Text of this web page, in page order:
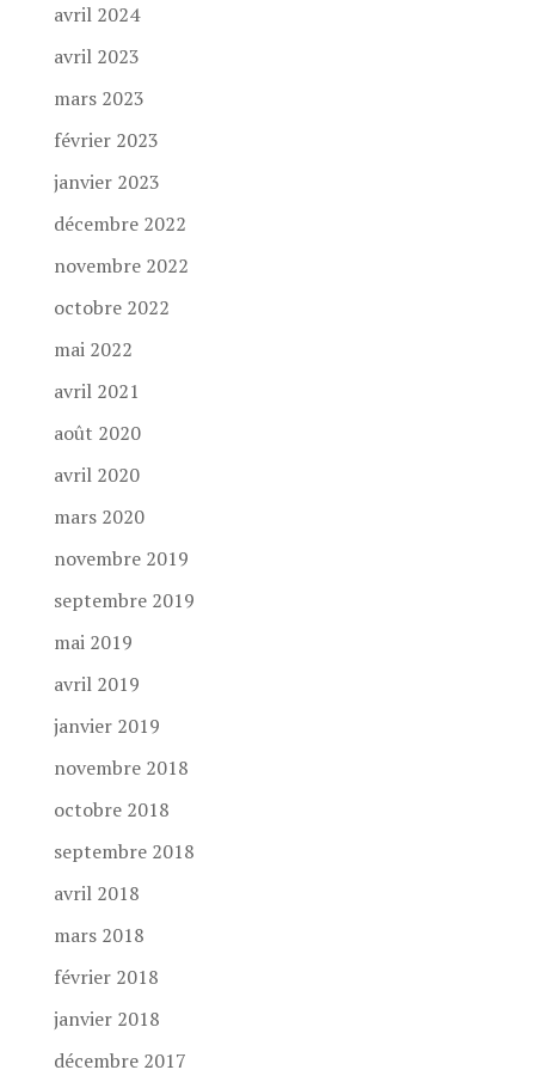
avril 2024
avril 2023
mars 2023
février 2023
janvier 2023
décembre 2022
novembre 2022
octobre 2022
mai 2022
avril 2021
août 2020
avril 2020
mars 2020
novembre 2019
septembre 2019
mai 2019
avril 2019
janvier 2019
novembre 2018
octobre 2018
septembre 2018
avril 2018
mars 2018
février 2018
janvier 2018
décembre 2017